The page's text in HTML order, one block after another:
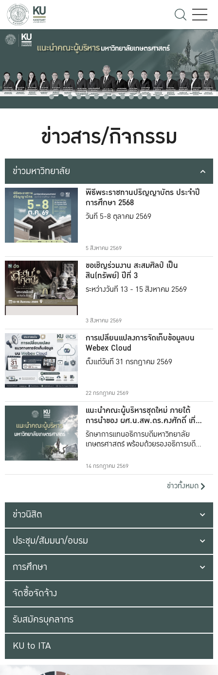
ข่าวสาร/กิจกรรม
ข่าวมหาวิทยาลัย
พิธีพระราชทานปริญญาบัตร ประจำปี
การศึกษา 2568
วันที่ 5-8 ตุลาคม 2569
5 สิงหาคม 2569
ขอเชิญร่วมงาน สะสมศิลป์ เป็น
สิน(ทรัพย์) ปีที่ 3
ระหว่างวันที่ 13 - 15 สิงหาคม 2569
3 สิงหาคม 2569
การเปลี่ยนแปลงการจัดเก็บข้อมูลบน
Webex Cloud
ตั้งแต่วันที่ 31 กรกฎาคม 2569
22 กรกฎาคม 2569
แนะนำคณะผู้บริหารชุดใหม่ ภายใต้
การนำของ ผศ.น.สพ.ดร.คงศักดิ์ เที่ยง
ธรรม
รักษาการแทนอธิการบดีมหาวิทยาลัย
เกษตรศาสตร์ พร้อมด้วยรองอธิการบดีทั้ง
14 กรกฎาคม 2569
ข่าวทั้งหมด
ข่าวนิสิต
ประชุม/สัมมนา/อบรม
การศึกษา
จัดซื้อจัดจ้าง
รับสมัครบุคลากร
KU to ITA